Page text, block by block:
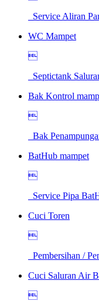
Service Aliran
WC Mampet

Septictank
Bak Kontrol

Bak
BatHub mampet

Service Pipa
Cuci Toren

Pembersihan /
Cuci Saluran Air
